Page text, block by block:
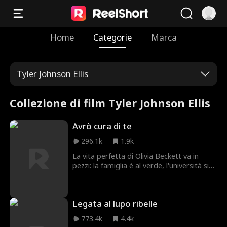
Home Categorie Marca
Tyler Johnson Ellis
Collezione di film Tyler Johnson Ellis
Avrò cura di te
296.1k
1.9k
La vita perfetta di Olivia Beckett va in
pezzi: la famiglia è al verde, l'università si
lavora di notte in un bar per sfuggire al
passato. Quando salva Olivia dal suo ex,
scocca la scintilla. Ma con il pericolo alle
Legata al lupo ribelle
773.4k
4.4k